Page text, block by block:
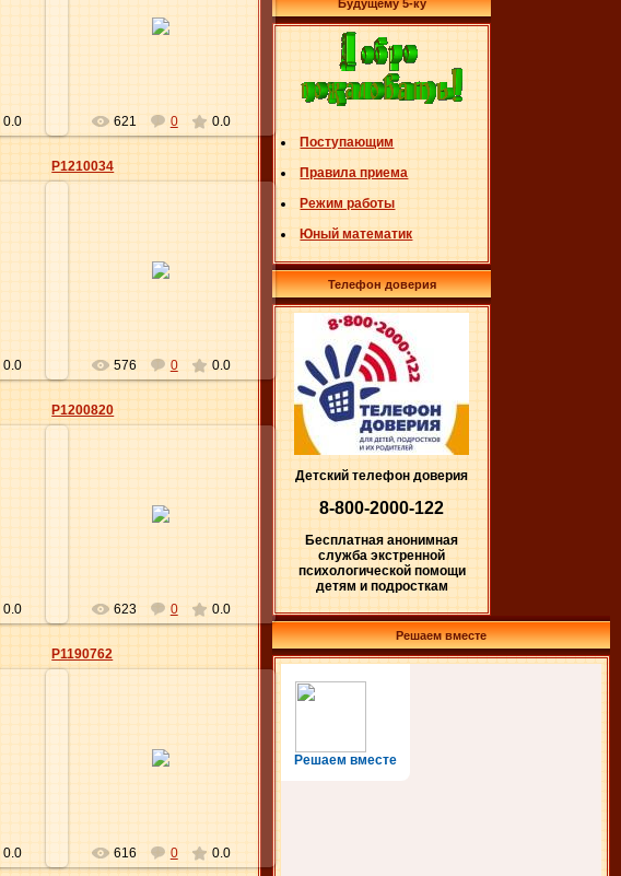
0.0 621 0 0.0
0.0
P1210034
576 0 0.0
0.0
P1200820
623 0 0.0
0.0
P1190762
616 0 0.0
Будущему 5-ку
Поступающим
Правила приема
Режим работы
Юный математик
Телефон доверия
Детский телефон доверия
8-800-2000-122
Бесплатная анонимная
служба экстренной
психологической помощи
детям и подросткам
Решаем вместе
Решаем вместе